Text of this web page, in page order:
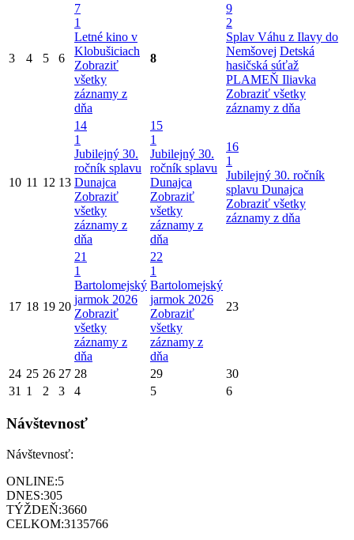
3 4 5 6
7
1
Letné kino v
Klobušiciach
Zobraziť
všetky
záznamy z
dňa
8
9
2
Splav Váhu z Ilavy do
Nemšovej Detská
hasičská súťaž
PLAMEŇ Iliavka
Zobraziť všetky
záznamy z dňa
10 11 12 13
14
1
Jubilejný 30.
ročník splavu
Dunajca
Zobraziť
všetky
záznamy z
dňa
15
1
Jubilejný 30.
ročník splavu
Dunajca
Zobraziť
všetky
záznamy z
dňa
16
1
Jubilejný 30. ročník
splavu Dunajca
Zobraziť všetky
záznamy z dňa
17 18 19 20
21
1
Bartolomejský
jarmok 2026
Zobraziť
všetky
záznamy z
dňa
22
1
Bartolomejský
jarmok 2026
Zobraziť
všetky
záznamy z
dňa
23
24 25 26 27 28 29
30
31 1 2 3 4 5 6
Návštevnosť
Návštevnosť:
ONLINE:5
DNES:305
TÝŽDEŇ:3660
CELKOM:3135766